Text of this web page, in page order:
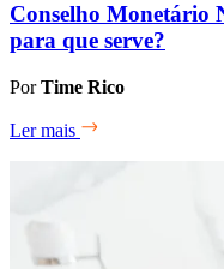
Conselho Monetário
para que serve?
PorTime Rico
Ler mais